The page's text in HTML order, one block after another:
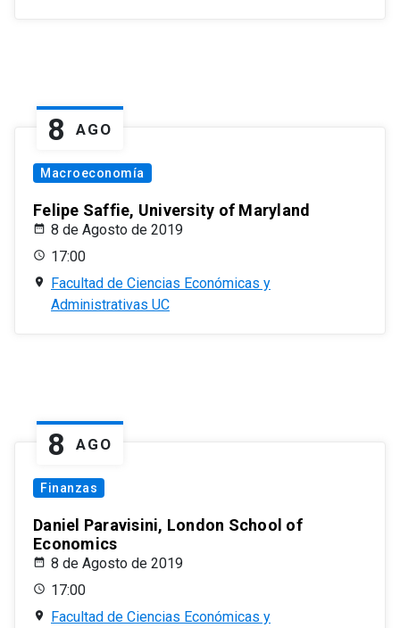
8 AGO
Macroeconomía
Felipe Saffie, University of Maryland
8 de Agosto de 2019
17:00
Facultad de Ciencias Económicas y
Administrativas UC
8 AGO
Finanzas
Daniel Paravisini, London School of
Economics
8 de Agosto de 2019
17:00
Facultad de Ciencias Económicas y